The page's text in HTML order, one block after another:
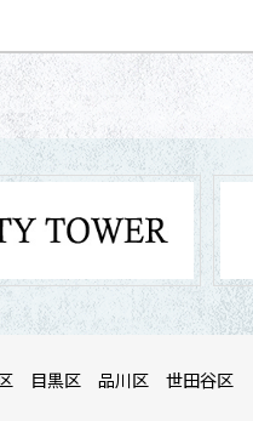
目黒区 品川区 世田谷区